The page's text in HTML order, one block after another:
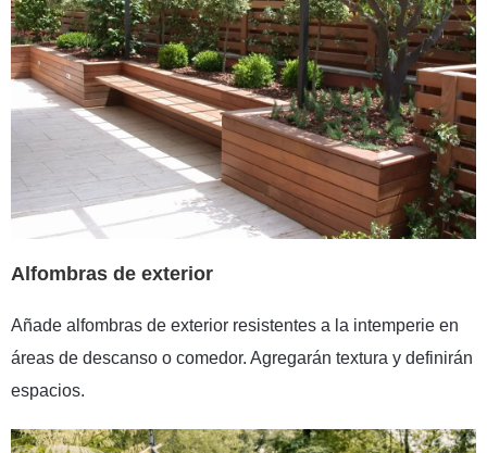
Alfombras de exterior
Añade alfombras de exterior resistentes a la intemperie en
áreas de descanso o comedor. Agregarán textura y definirán
espacios.